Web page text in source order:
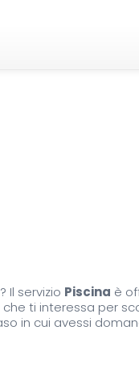
Il servizio Piscina è
che ti interessa per
in cui avessi